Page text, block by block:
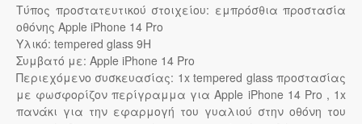
Τύπος προστατευτικού στοιχείου: εμπρόσθια προστασία
οθόνης Apple iPhone 14 Pro
Υλικό: tempered glass 9H
Συμβατό με: Apple iPhone 14 Pro
Περιεχόμενο συσκευασίας: 1x tempered glass προστασίας
με φωσφορίζον περίγραμμα για Apple iPhone 14 Pro , 1x
πανάκι για την εφαρμογή του γυαλιού στην οθόνη του